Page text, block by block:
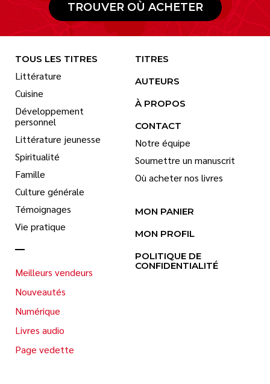
TROUVER OÙ ACHETER
TOUS LES TITRES
Littérature
Cuisine
Développement
personnel
Littérature jeunesse
Spiritualité
Famille
Culture générale
Témoignages
Vie pratique
Meilleurs vendeurs
Nouveautés
Numérique
Livres audio
Page vedette
TITRES
AUTEURS
À PROPOS
CONTACT
Notre équipe
Soumettre un manuscrit
Où acheter nos livres
MON PANIER
MON PROFIL
POLITIQUE DE
CONFIDENTIALITÉ